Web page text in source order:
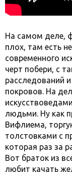
На самом деле,
плох, там есть
современного
черт побери, с
расследований
покровов. На
людьми. Ну как
Вифлиема,
толстовками с
которая раз за
Вот браток из
любит качать